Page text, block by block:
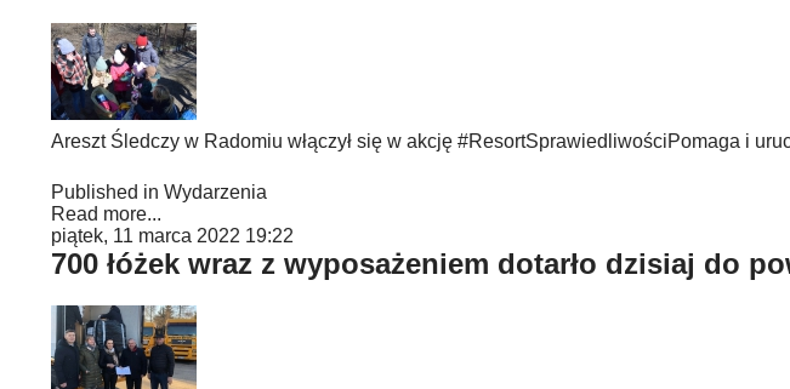
Areszt Śledczy w Radomiu włączył się w akcję #ResortSprawiedliwościPomaga i
Published in Wydarzenia
Read more...
piątek, 11 marca 2022 19:22
700 łóżek wraz z wyposażeniem dotarło dzisiaj do